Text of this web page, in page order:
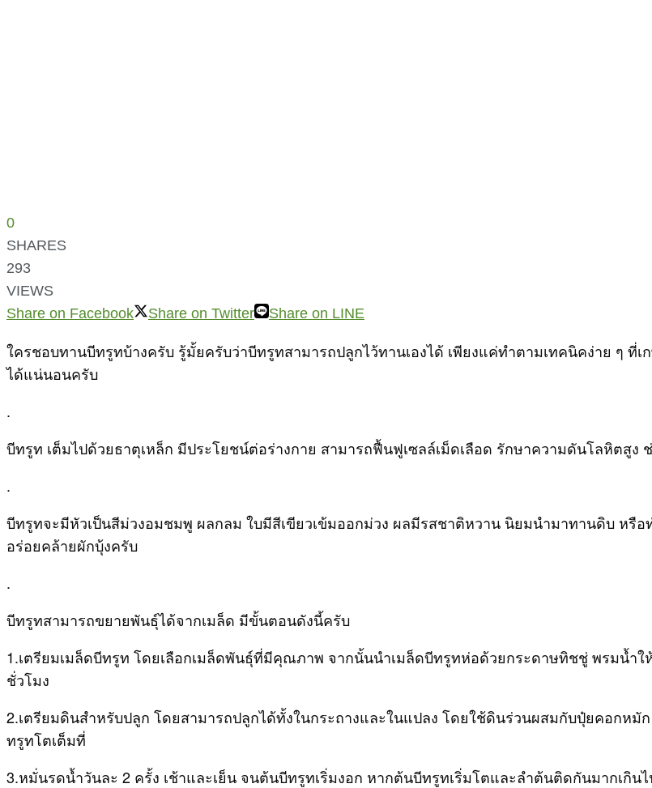
0
SHARES
293
VIEWS
Share on Facebook
Share on Twitter Share on LINE
ใครชอบทานบีทรูทบ้างครับ รู้มั้ยครับว่าบีทรูทสามารถปลูกไว้ทานเองได้ เพียงแค่ทำตามเทคนิคง่าย ๆ ที่
ได้แน่นอนครับ
.
บีทรูท เต็มไปด้วยธาตุเหล็ก มีประโยชน์ต่อร่างกาย สามารถฟื้นฟูเซลล์เม็ดเลือด รักษาความดันโลหิตสูง
.
บีทรูทจะมีหัวเป็นสีม่วงอมชมพู ผลกลม ใบมีสีเขียวเข้มออกม่วง ผลมีรสชาติหวาน นิยมนำมาทานดิบ หรื
อร่อยคล้ายผักบุ้งครับ
.
บีทรูทสามารถขยายพันธุ์ได้จากเมล็ด มีขั้นตอนดังนี้ครับ
1.เตรียมเมล็ดบีทรูท โดยเลือกเมล็ดพันธุ์ที่มีคุณภาพ จากนั้นนำเมล็ดบีทรูทห่อด้วยกระดาษทิชชู่ พรมน้ำ
ชั่วโมง
2.เตรียมดินสำหรับปลูก โดยสามารถปลูกได้ทั้งในกระถางและในแปลง โดยใช้ดินร่วนผสมกับปุ๋ยคอกหมั
ทรูทโตเต็มที่
3.หมั่นรดน้ำวันละ 2 ครั้ง เช้าและเย็น จนต้นบีทรูทเริ่มงอก หากต้นบีทรูทเริ่มโตและลำต้นติดกันมากเกิน